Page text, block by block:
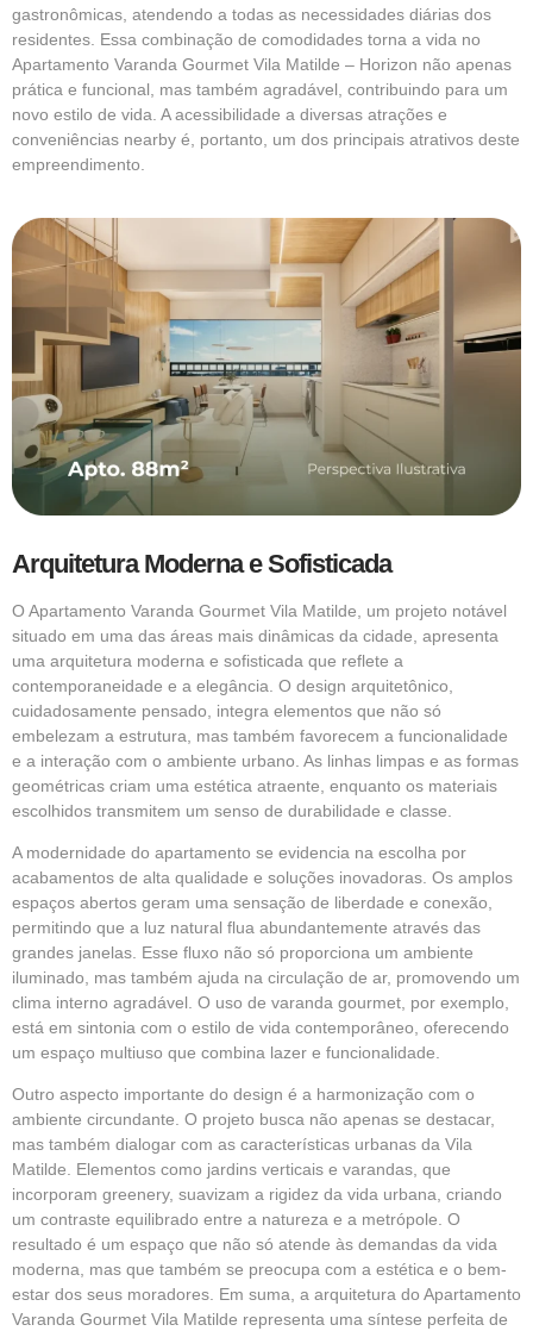
gastronômicas, atendendo a todas as necessidades diárias dos
residentes. Essa combinação de comodidades torna a vida no
Apartamento Varanda Gourmet Vila Matilde – Horizon não apenas
prática e funcional, mas também agradável, contribuindo para um
novo estilo de vida. A acessibilidade a diversas atrações e
conveniências nearby é, portanto, um dos principais atrativos deste
empreendimento.
Arquitetura Moderna e Sofisticada
O Apartamento Varanda Gourmet Vila Matilde, um projeto notável
situado em uma das áreas mais dinâmicas da cidade, apresenta
uma arquitetura moderna e sofisticada que reflete a
contemporaneidade e a elegância. O design arquitetônico,
cuidadosamente pensado, integra elementos que não só
embelezam a estrutura, mas também favorecem a funcionalidade
e a interação com o ambiente urbano. As linhas limpas e as formas
geométricas criam uma estética atraente, enquanto os materiais
escolhidos transmitem um senso de durabilidade e classe.
A modernidade do apartamento se evidencia na escolha por
acabamentos de alta qualidade e soluções inovadoras. Os amplos
espaços abertos geram uma sensação de liberdade e conexão,
permitindo que a luz natural flua abundantemente através das
grandes janelas. Esse fluxo não só proporciona um ambiente
iluminado, mas também ajuda na circulação de ar, promovendo um
clima interno agradável. O uso de varanda gourmet, por exemplo,
está em sintonia com o estilo de vida contemporâneo, oferecendo
um espaço multiuso que combina lazer e funcionalidade.
Outro aspecto importante do design é a harmonização com o
ambiente circundante. O projeto busca não apenas se destacar,
mas também dialogar com as características urbanas da Vila
Matilde. Elementos como jardins verticais e varandas, que
incorporam greenery, suavizam a rigidez da vida urbana, criando
um contraste equilibrado entre a natureza e a metrópole. O
resultado é um espaço que não só atende às demandas da vida
moderna, mas que também se preocupa com a estética e o bem-
estar dos seus moradores. Em suma, a arquitetura do Apartamento
Varanda Gourmet Vila Matilde representa uma síntese perfeita de